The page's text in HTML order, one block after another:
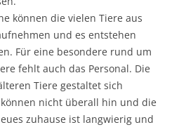
können die vielen Tiere aus
und es entstehen
Für eine besondere rund um
fehlt auch das Personal. Die
Tiere gestaltet sich
nicht überall hin und die
zuhause ist langwierig und